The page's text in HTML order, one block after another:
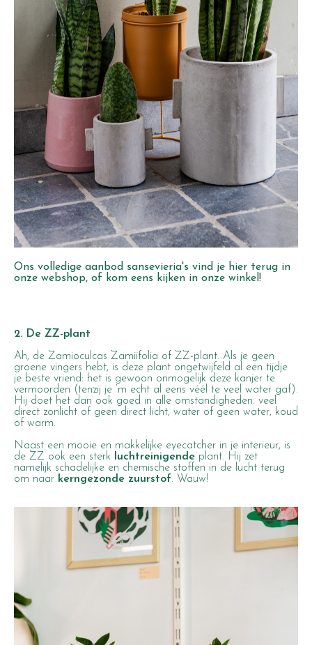
Ons volledige aanbod sansevieria's vind je hier terug in
onze webshop, of kom eens kijken in onze winkel!
2. De ZZ-plant
Ah, de Zamioculcas Zamiifolia of ZZ-plant. Als je geen
groene vingers hebt, is deze plant ongetwijfeld al een tijdje
je beste vriend: het is gewoon onmogelijk deze kanjer te
vermoorden (tenzij je ‘m echt al eens véél te veel water gaf).
Hij doet het dan ook goed in alle omstandigheden: veel
direct zonlicht of geen direct licht, water of geen water, koud
of warm.
Naast een mooie en makkelijke eyecatcher in je interieur, is
de ZZ ook een sterk luchtreinigende plant. Hij zet
namelijk schadelijke en chemische stoffen in de lucht terug
om naar kerngezonde zuurstof. Wauw!